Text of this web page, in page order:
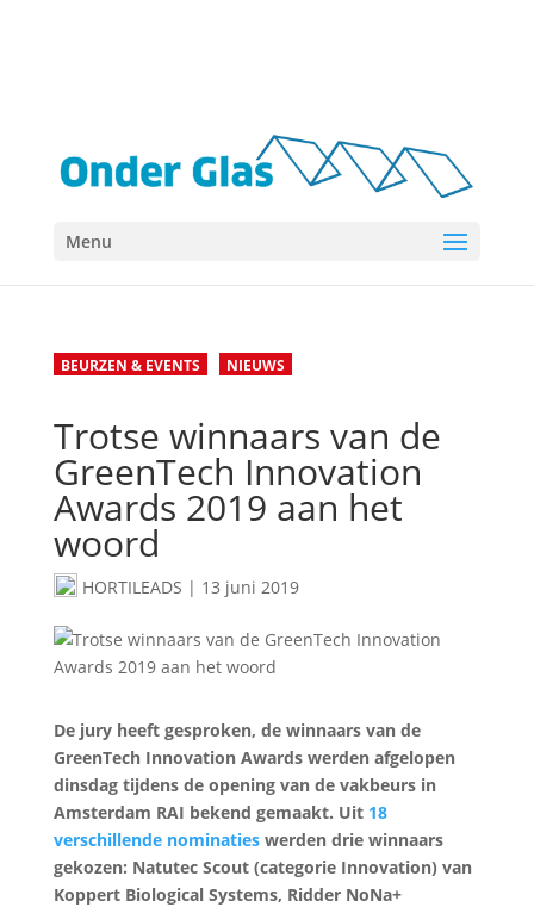
Menu
BEURZEN & EVENTS NIEUWS
Trotse winnaars van de
GreenTech Innovation
Awards 2019 aan het
woord
HORTILEADS | 13 juni 2019
De jury heeft gesproken, de winnaars van de
GreenTech Innovation Awards werden afgelopen
dinsdag tijdens de opening van de vakbeurs in
Amsterdam RAI bekend gemaakt. Uit 18
verschillende nominatieswerden drie winnaars
gekozen: Natutec Scout (categorie Innovation) van
Koppert Biological Systems, Ridder NoNa+